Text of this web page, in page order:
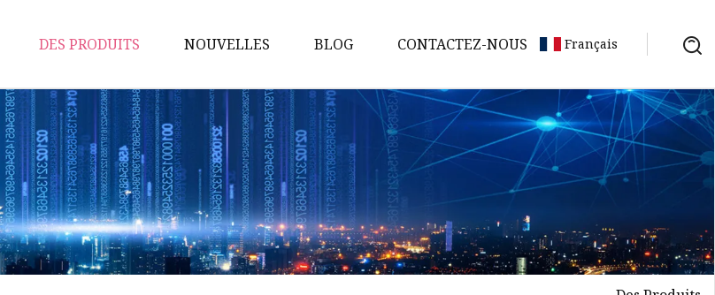
DES PRODUITS
Pompes sanitaires
Pompe à lobes rotatifs
Pompe à vis
Pompe à turbine flexible
Pompe centrifuge
Vannes sanitaires
NOUVELLES BLOG CONTACTEZ-NOUS Français